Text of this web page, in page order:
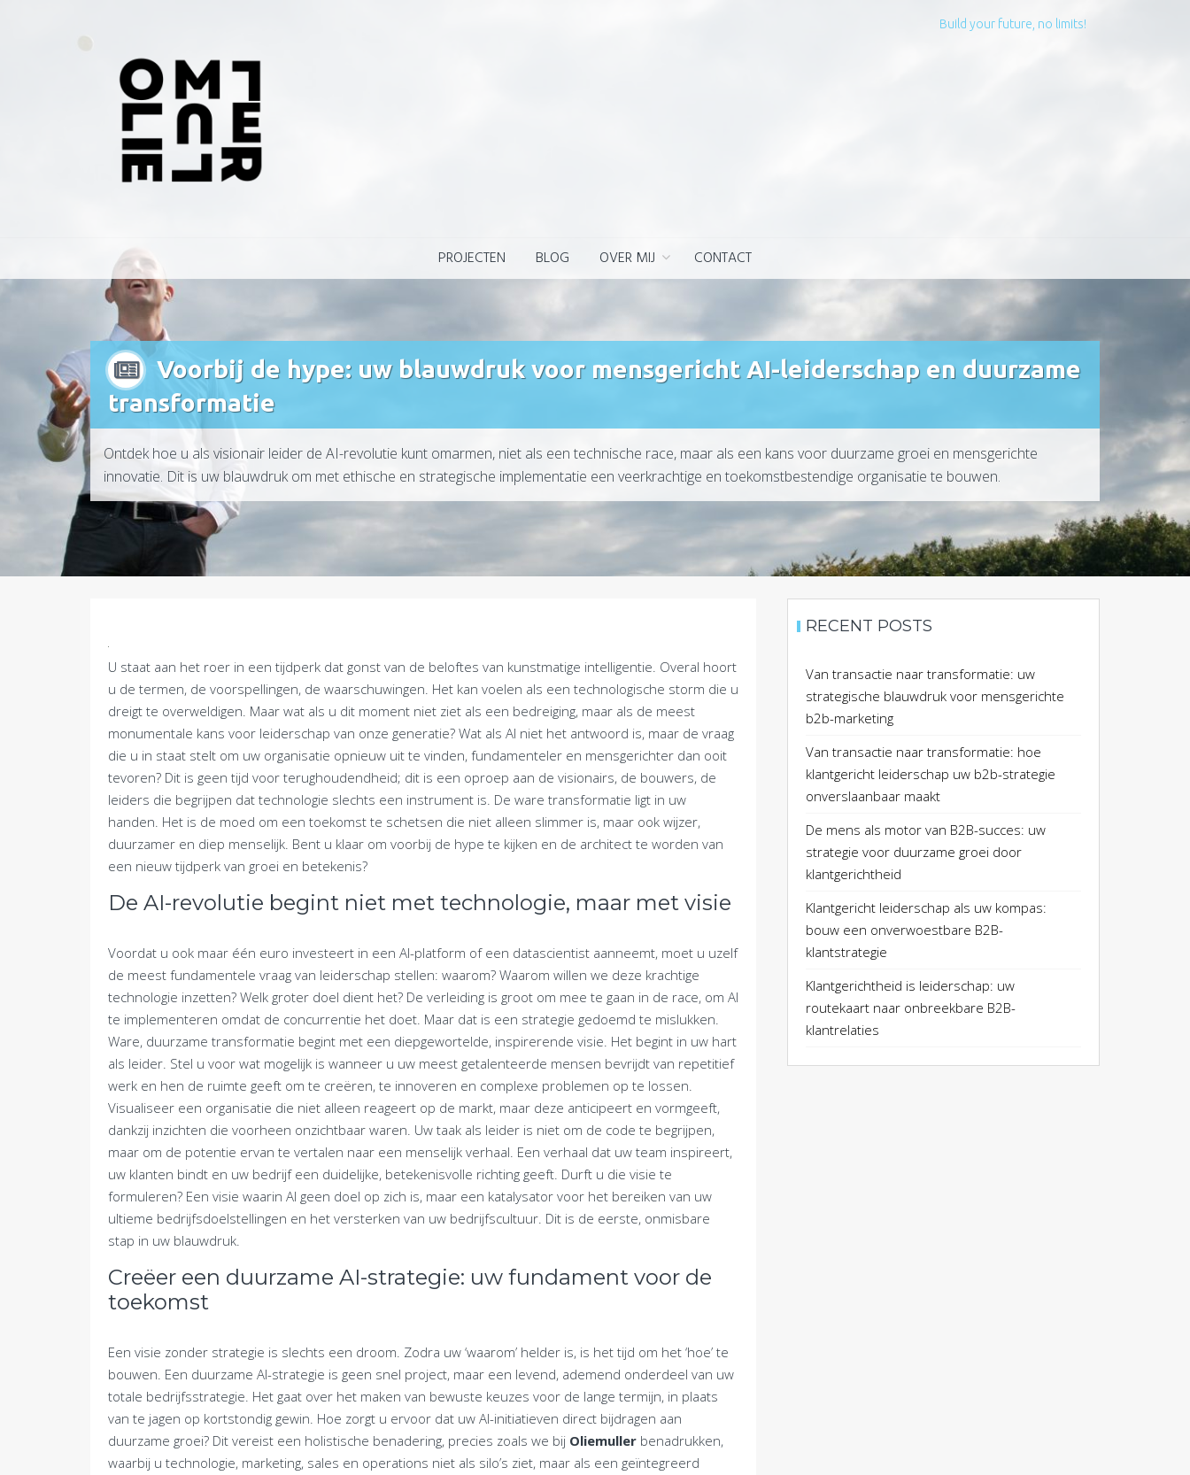
Build your future, no limits!
PROJECTEN BLOG OVER MIJ CONTACT
Voorbij de hype: uw blauwdruk voor mensgericht AI-leiderschap en duurzame
transformatie
Ontdek hoe u als visionair leider de AI-revolutie kunt omarmen, niet als een technische race, maar als een kans voor duurzame groei en mensgerichte
innovatie. Dit is uw blauwdruk om met ethische en strategische implementatie een veerkrachtige en toekomstbestendige organisatie te bouwen.
U staat aan het roer in een tijdperk dat gonst van de beloftes van kunstmatige intelligentie. Overal hoort
u de termen, de voorspellingen, de waarschuwingen. Het kan voelen als een technologische storm die u
dreigt te overweldigen. Maar wat als u dit moment niet ziet als een bedreiging, maar als de meest
monumentale kans voor leiderschap van onze generatie? Wat als AI niet het antwoord is, maar de vraag
die u in staat stelt om uw organisatie opnieuw uit te vinden, fundamenteler en mensgerichter dan ooit
tevoren? Dit is geen tijd voor terughoudendheid; dit is een oproep aan de visionairs, de bouwers, de
leiders die begrijpen dat technologie slechts een instrument is. De ware transformatie ligt in uw
handen. Het is de moed om een toekomst te schetsen die niet alleen slimmer is, maar ook wijzer,
duurzamer en diep menselijk. Bent u klaar om voorbij de hype te kijken en de architect te worden van
een nieuw tijdperk van groei en betekenis?
De AI-revolutie begint niet met technologie, maar met visie
Voordat u ook maar één euro investeert in een AI-platform of een datascientist aanneemt, moet u uzelf
de meest fundamentele vraag van leiderschap stellen: waarom? Waarom willen we deze krachtige
technologie inzetten? Welk groter doel dient het? De verleiding is groot om mee te gaan in de race, om AI
te implementeren omdat de concurrentie het doet. Maar dat is een strategie gedoemd te mislukken.
Ware, duurzame transformatie begint met een diepgewortelde, inspirerende visie. Het begint in uw hart
als leider. Stel u voor wat mogelijk is wanneer u uw meest getalenteerde mensen bevrijdt van repetitief
werk en hen de ruimte geeft om te creëren, te innoveren en complexe problemen op te lossen.
Visualiseer een organisatie die niet alleen reageert op de markt, maar deze anticipeert en vormgeeft,
dankzij inzichten die voorheen onzichtbaar waren. Uw taak als leider is niet om de code te begrijpen,
maar om de potentie ervan te vertalen naar een menselijk verhaal. Een verhaal dat uw team inspireert,
uw klanten bindt en uw bedrijf een duidelijke, betekenisvolle richting geeft. Durft u die visie te
formuleren? Een visie waarin AI geen doel op zich is, maar een katalysator voor het bereiken van uw
ultieme bedrijfsdoelstellingen en het versterken van uw bedrijfscultuur. Dit is de eerste, onmisbare
stap in uw blauwdruk.
Creëer een duurzame AI-strategie: uw fundament voor de
toekomst
Een visie zonder strategie is slechts een droom. Zodra uw ‘waarom’ helder is, is het tijd om het ‘hoe’ te
bouwen. Een duurzame AI-strategie is geen snel project, maar een levend, ademend onderdeel van uw
totale bedrijfsstrategie. Het gaat over het maken van bewuste keuzes voor de lange termijn, in plaats
van te jagen op kortstondig gewin. Hoe zorgt u ervoor dat uw AI-initiatieven direct bijdragen aan
duurzame groei? Dit vereist een holistische benadering, precies zoals we bij Oliemuller benadrukken,
waarbij u technologie, marketing, sales en operations niet als silo’s ziet, maar als een geïntegreerd
RECENT POSTS
Van transactie naar transformatie: uw
strategische blauwdruk voor mensgerichte
b2b-marketing
Van transactie naar transformatie: hoe
klantgericht leiderschap uw b2b-strategie
onverslaanbaar maakt
De mens als motor van B2B-succes: uw
strategie voor duurzame groei door
klantgerichtheid
Klantgericht leiderschap als uw kompas:
bouw een onverwoestbare B2B-
klantstrategie
Klantgerichtheid is leiderschap: uw
routekaart naar onbreekbare B2B-
klantrelaties